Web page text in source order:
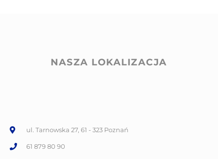
NASZA LOKALIZACJA
ul. Tarnowska 27, 61 - 323 Poznań
61 879 80 90